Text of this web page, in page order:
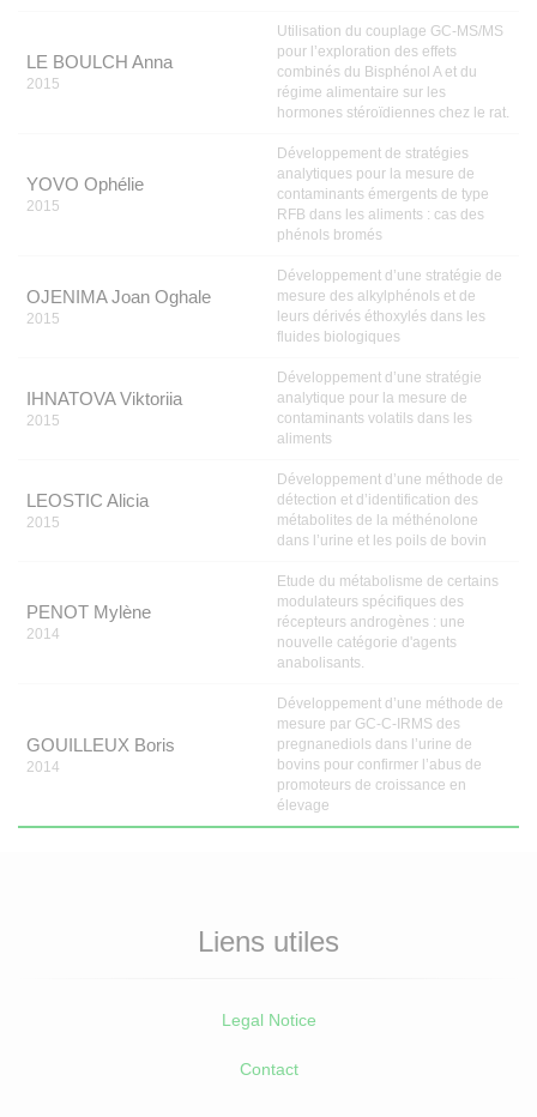
LE BOULCH Anna
2015
Utilisation du couplage GC-MS/MS
pour l’exploration des effets
combinés du Bisphénol A et du
régime alimentaire sur les
hormones stéroïdiennes chez le rat.
YOVO Ophélie
2015
Développement de stratégies
analytiques pour la mesure de
contaminants émergents de type
RFB dans les aliments : cas des
phénols bromés
OJENIMA Joan Oghale
2015
Développement d’une stratégie de
mesure des alkylphénols et de
leurs dérivés éthoxylés dans les
fluides biologiques
IHNATOVA Viktoriia
2015
Développement d’une stratégie
analytique pour la mesure de
contaminants volatils dans les
aliments
LEOSTIC Alicia
2015
Développement d’une méthode de
détection et d’identification des
métabolites de la méthénolone
dans l’urine et les poils de bovin
PENOT Mylène
2014
Etude du métabolisme de certains
modulateurs spécifiques des
récepteurs androgènes : une
nouvelle catégorie d'agents
anabolisants.
GOUILLEUX Boris
2014
Développement d’une méthode de
mesure par GC-C-IRMS des
pregnanediols dans l’urine de
bovins pour confirmer l’abus de
promoteurs de croissance en
élevage
Liens utiles
Legal Notice
Contact